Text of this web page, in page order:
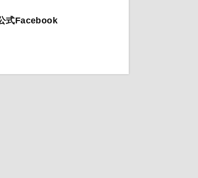
式Facebook